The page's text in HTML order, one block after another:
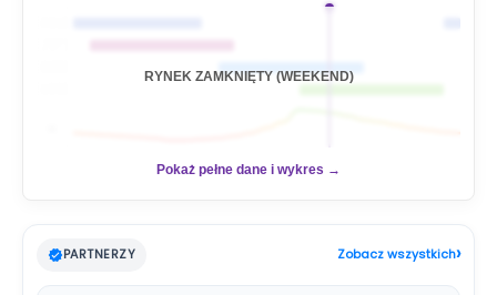
RYNEK ZAMKNIĘTY (WEEKEND)
Pokaż pełne dane i wykres →
PARTNERZY Zobacz wszystkich›